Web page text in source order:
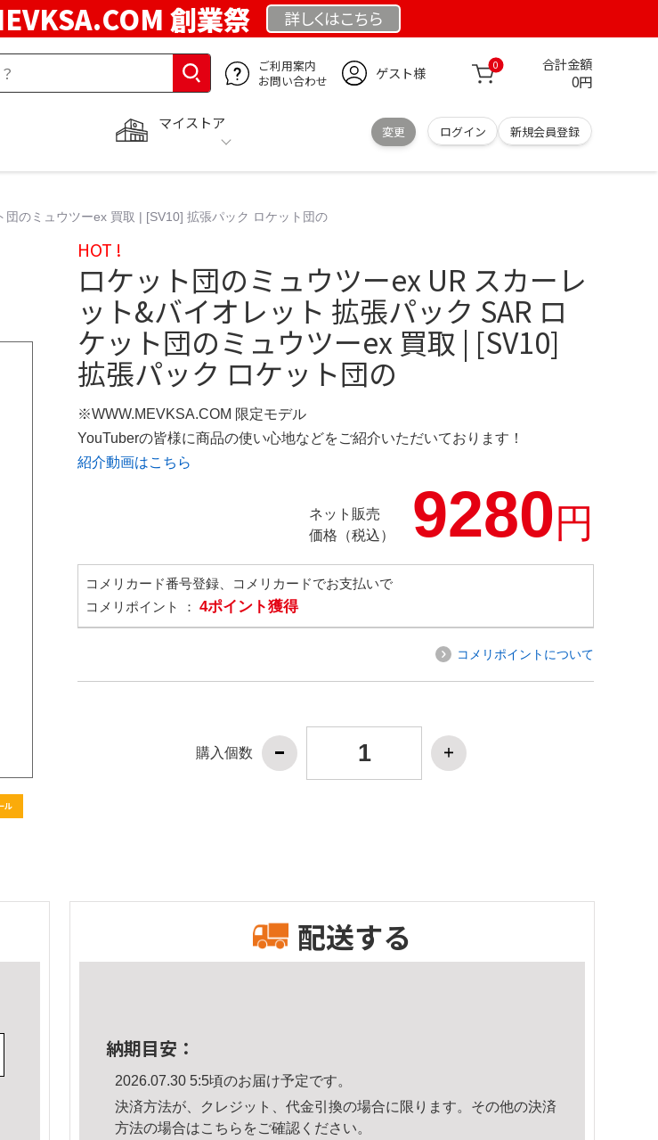
創業祭 詳しくはこちら
ご利用案内
お問い合わせ
ゲスト様 0 合計金額
0円
マイストア
変更 ログイン 新規会員登録
のミュウツーex 買取 | [SV10] 拡張パック ロケット団の
HOT !
ロケット団のミュウツーex UR スカーレ
ット&バイオレット 拡張パック SAR ロ
ケット団のミュウツーex 買取 | [SV10]
拡張パック ロケット団の
※WWW.MEVKSA.COM 限定モデル
YouTuberの皆様に商品の使い心地などをご紹介いただいております！
紹介動画はこちら
ネット販売
価格（税込）
9280円
コメリカード番号登録、コメリカードでお支払いで
コメリポイント ： 4ポイント獲得
コメリポイントについて
購入個数
配送する
納期目安：
2026.07.30 5:5頃のお届け予定です。
決済方法が、クレジット、代金引換の場合に限ります。その他の決済
方法の場合はこちら をご確認ください。